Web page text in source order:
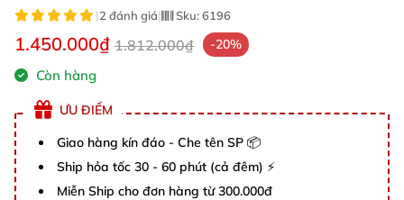
|2 đánh giá| Sku:6196
1.450.000₫ 1.812.000₫ -20%
Còn hàng
ƯU ĐIỂM
Giao hàng kín đáo - Che tên SP 📦
Ship hỏa tốc 30 - 60 phút (cả đêm) ⚡
Miễn Ship cho đơn hàng từ 300.000đ